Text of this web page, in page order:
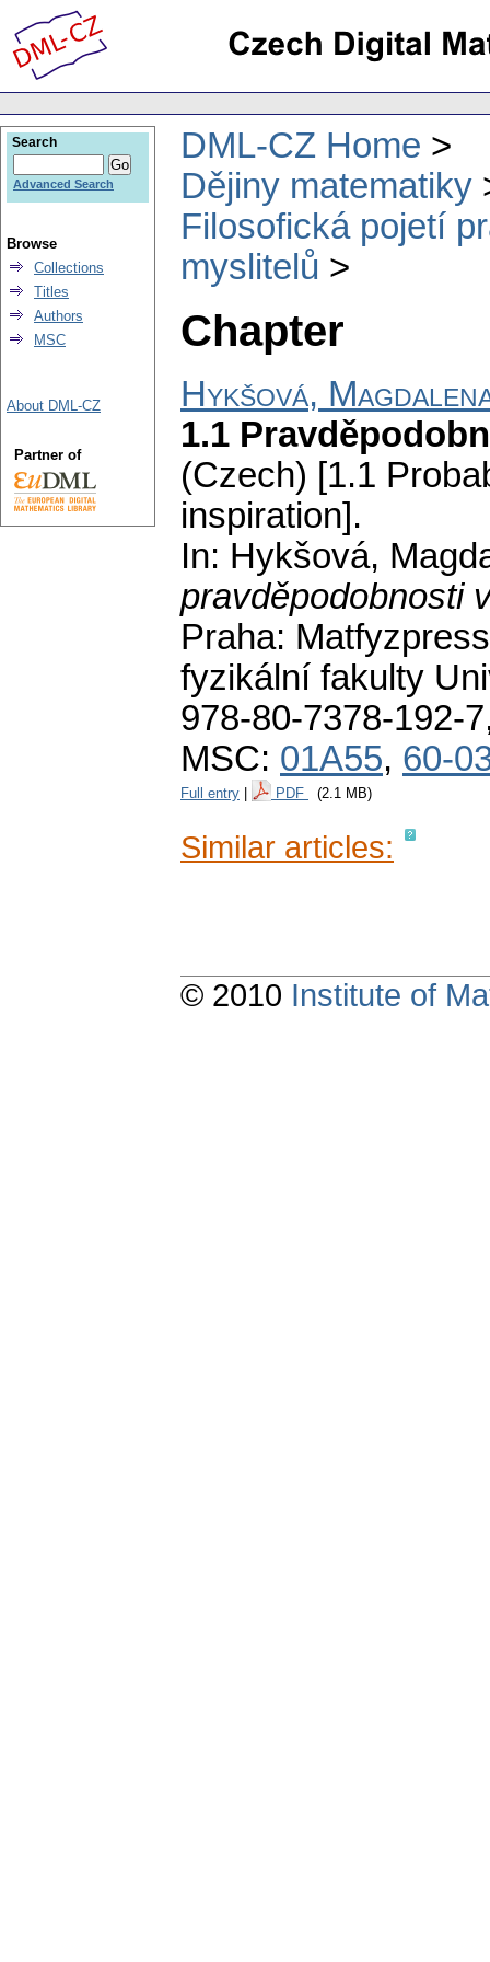
DML-CZ Home
Dějiny matematiky
Filosofická pojetí
myslitelů
Chapter
Hykšová,
1.1
(Czech) [1.1
inspiration].
In: Hykšová,
pravděpodobnosti
Praha:
fyzikální fakulty
978-80-7378-192-
MSC: 01A55, 60-
Full entry PDF (2.1 MB)
Similar articles:
Search
Advanced Search
Browse
Collections
Titles
Authors
MSC
About DML-CZ
Partner of
© 2010 Institute of